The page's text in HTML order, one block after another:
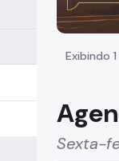
Exibindo
Sexta-